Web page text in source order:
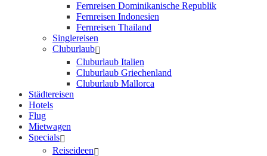
Fernreisen Dominikanische Republik
Fernreisen Indonesien
Fernreisen Thailand
Singlereisen
Cluburlaub
Cluburlaub Italien
Cluburlaub Griechenland
Cluburlaub Mallorca
Städtereisen
Hotels
Flug
Mietwagen
Specials
Reiseideen